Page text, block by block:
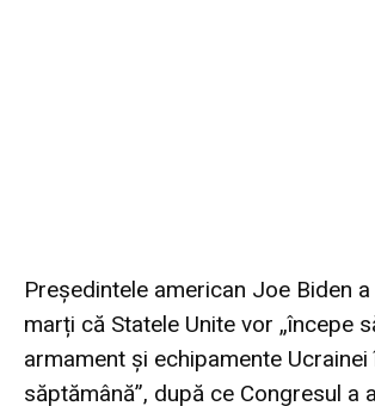
Președintele american Joe Biden
marți că Statele Unite vor „începe
armament și echipamente Ucrainei
săptămână”, după ce Congresul a